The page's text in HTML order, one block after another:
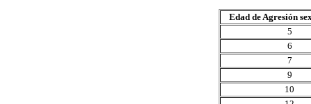
Edad de Agresión
5
6
7
9
10